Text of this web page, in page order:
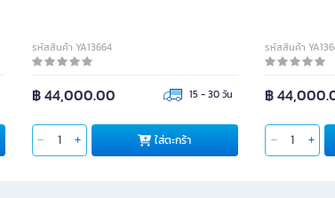
รหัสสินค้า YA13664
฿ 44,000.00 15 - 30 วัน
ใส่ตะกร้า
รหัสสินค้า
฿